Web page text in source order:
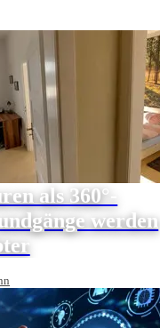
als 360°-
werden